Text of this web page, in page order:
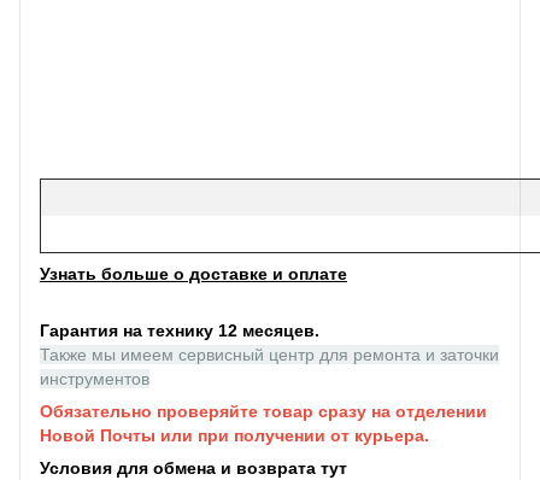
Узнать больше о доставке и оплате
Гарантия на технику 12 месяцев.
Также мы имеем сервисный центр для ремонта и заточки
инструментов
Обязательно проверяйте товар сразу на отделении
Новой Почты или при получении от курьера.
Условия для обмена и возврата тут